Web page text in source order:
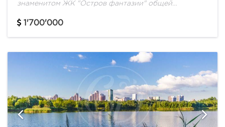
знаменитом ЖК "Остров фантазии" общей
дизайнерское решение в классическом стиле по
1'700'000